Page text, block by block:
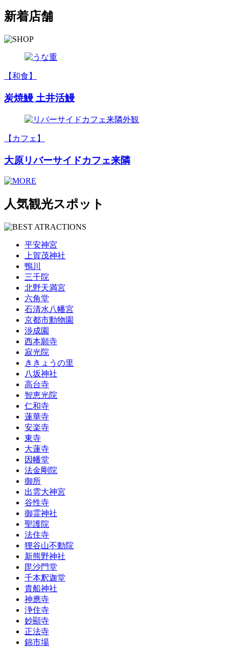
新着店舗
【和食】
炭焼鰻 土井活鰻
【カフェ】
大原リバーサイドカフェ来隣
人気観光スポット
平安神宮
上賀茂神社
鴨川
三千院
北野天満宮
六角堂
石清水八幡宮
京都市動物園
渉成園
西本願寺
寂光院
ききょうの里
八坂神社
高台寺
智恵光院
仁和寺
蓮華寺
安楽寺
東寺
大蓮寺
因幡堂
法金剛院
御所
出雲大神宮
谷性寺
御霊神社
聖護院
法住寺
狸谷山不動院
新熊野神社
毘沙門堂
千本釈迦堂
貴船神社
神應寺
浄住寺
妙顯寺
正法寺
錦市場